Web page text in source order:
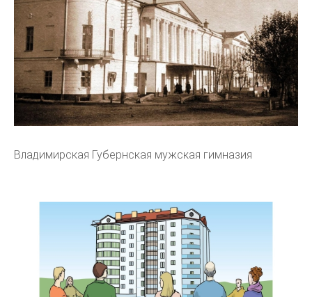
Владимирская Губернская мужская гимназия